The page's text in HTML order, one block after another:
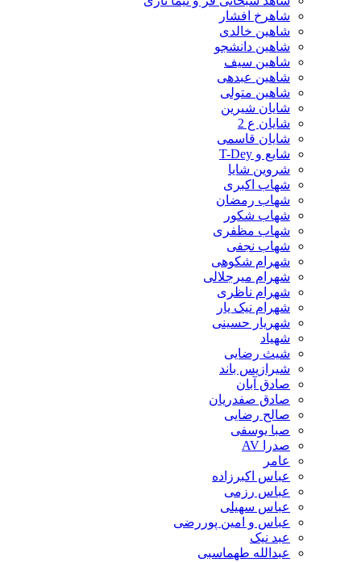
شاهرخ افشار
شاهین خالدی
شاهین دانشجو
شاهین سیف
شاهین عبدهی
شاهین متولی
شایان شیرین
شایان ع 2
شایان قاسمی
شایع و T-Dey
شروین شایا
شهاب اکبری
شهاب رمضان
شهاب شکور
شهاب مظفری
شهاب نجفی
شهرام شکوهی
شهرام میرجلالی
شهرام ناظری
شهرام نیک یار
شهریار حسینی
شهیاد
شیث رضایی
شیرازیس باند
صادق آبان
صادق صفدریان
صالح رضایی
صبا یوسفی
صدرا AV
عامر
عباس اکبرزاده
عباس رزمی
عباس سهیلی
عباس و امین پوررضی
عبد نیک
عبدالله طهماسبی‎